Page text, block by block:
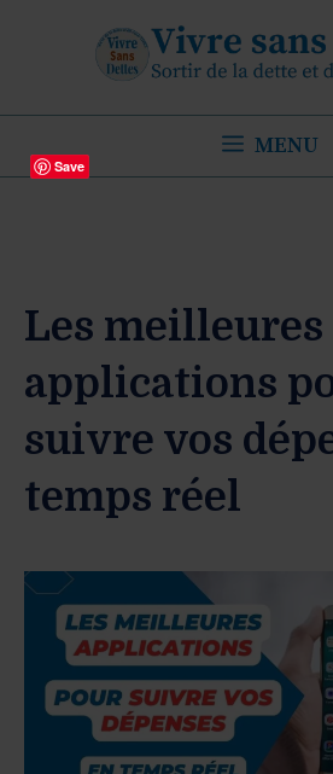
MENU
Les meilleures
applications
suivre vos
temps réel
Save